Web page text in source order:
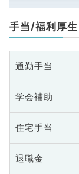
手当/福利厚生
通勤手当
学会補助
住宅手当
退職金